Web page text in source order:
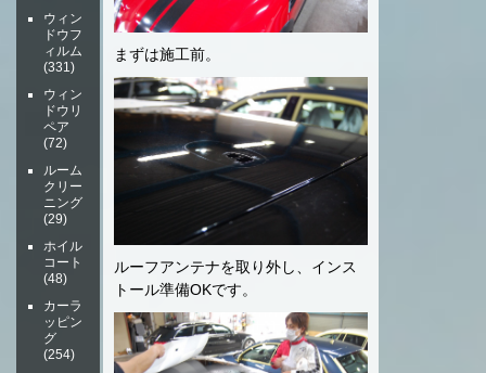
まずは施工前。
ルーフアンテナを取り外し、インス
トール準備OKです。
ウィン
ドウフ
ィルム
(331)
ウィン
ドウリ
ペア
(72)
ルーム
クリー
ニング
(29)
ホイル
コート
(48)
カーラ
ッピン
グ
(254)